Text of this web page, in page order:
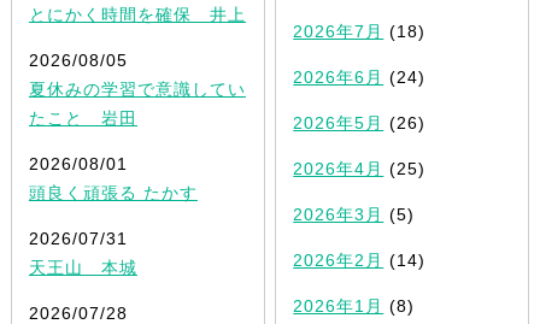
とにかく時間を確保 井上
2026/08/05
夏休みの学習で意識してい
たこと 岩田
2026/08/01
頭良く頑張る たかす
2026/07/31
天王山 本城
2026/07/28
2026年7月 (18)
2026年6月 (24)
2026年5月 (26)
2026年4月 (25)
2026年3月 (5)
2026年2月 (14)
2026年1月 (8)